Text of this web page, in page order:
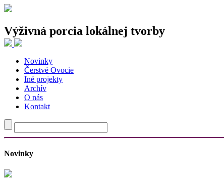
Výživná porcia lokálnej tvorby
Najnovšie články
Traja tvorcovia, jeden spoločný experiment
Nie je to chaos. Len už nie ste cieľová skupina.
Odev ako priestor pre vlastný príbeh
Od fotografie cez oblečenie k budovaniu komunít a späť
Najnovšie komentáre
Novinky
Čerstvé Ovocie
Iné projekty
Archív
O nás
Kontakt
Novinky